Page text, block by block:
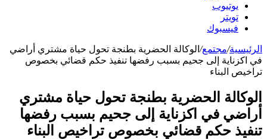
يوتيوب
تويتر
فيسبوك
الرئيسية/مجتمع/ الوكالة الحضرية بطنجة تحول حياة مشتري أراضي
في اكزناية إلى جحيم بسبب رفضها تنفيذ حكم قضائي بخصوص
تراخيص البناء
الوكالة الحضرية بطنجة تحول حياة مشتري
أراضي في اكزناية إلى جحيم بسبب رفضها
تنفيذ حكم قضائي بخصوص تراخيص البناء